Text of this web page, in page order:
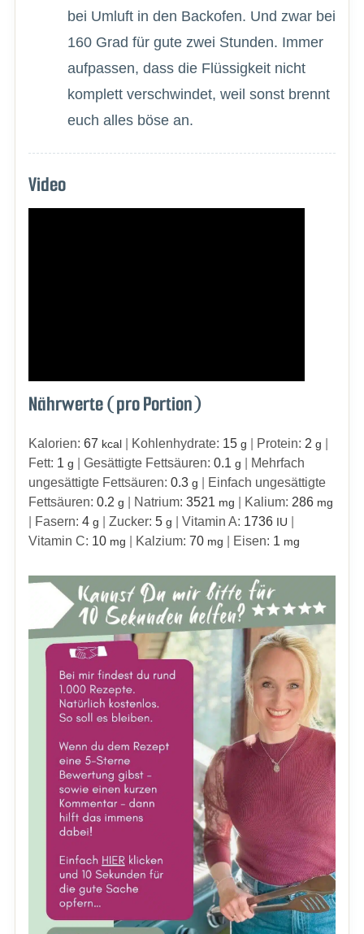
bei Umluft in den Backofen. Und zwar bei
160 Grad für gute zwei Stunden. Immer
aufpassen, dass die Flüssigkeit nicht
komplett verschwindet, weil sonst brennt
euch alles böse an.
Video
Nährwerte (pro Portion)
Kalorien: 67 kcal| Kohlenhydrate: 15 g Protein: 2 g
Fett: 1 g Gesättigte Fettsäuren: 0.1 g
Mehrfach
ungesättigte Fettsäuren: 0.3 g
Einfach ungesättigte
Fettsäuren: 0.2 g Natrium: 3521 mg Kalium: 286 mg
Fasern: 4 g Zucker: 5 g Vitamin A: 1736 IU
Vitamin C: 10 mg Kalzium: 70 mg Eisen: 1 mg